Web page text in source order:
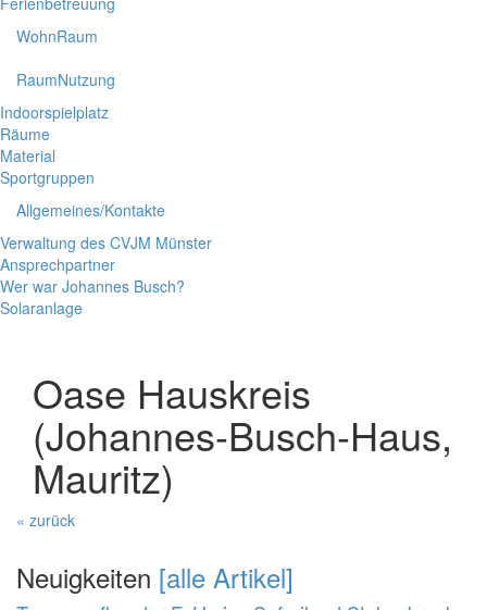
WohnRaum
RaumNutzung
Indoorspielplatz
Räume
Material
Sportgruppen
Allgemeines/Kontakte
Verwaltung des CVJM Münster
Ansprechpartner
Wer war Johannes Busch?
Solaranlage
Oase Hauskreis
(Johannes-Busch-Haus,
Mauritz)
« zurück
Neuigkeiten [alle Artikel]